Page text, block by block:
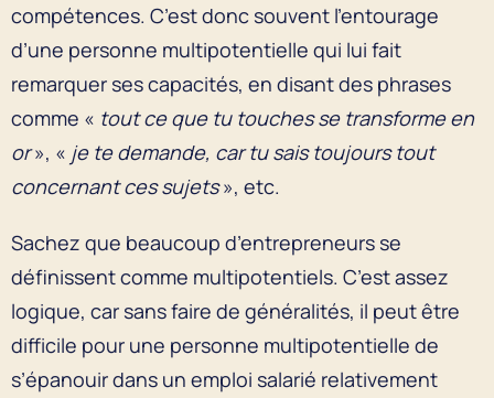
compétences. C’est donc souvent l’entourage
d’une personne multipotentielle qui lui fait
remarquer ses capacités, en disant des phrases
comme « tout ce que tu touches se transforme en
or», « je te demande, car tu sais toujours tout
concernant ces sujets», etc.
Sachez que beaucoup d’entrepreneurs se
définissent comme multipotentiels. C’est assez
logique, car sans faire de généralités, il peut être
difficile pour une personne multipotentielle de
s’épanouir dans un emploi salarié relativement